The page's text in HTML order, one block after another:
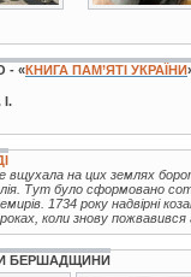
- «КНИГА ПАМ’ЯТІ УКРАЇНИ
вщухала на цих землях
Тут було сформовано
1734 року надвірні
коли знову пожвавився
БЕРШАДЩИНИ